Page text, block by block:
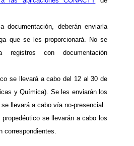
documentación, deberán enviarla
que se les proporcionará. No se
registros con documentación
se llevará a cabo del 12 al 30 de
y Química). Se les enviarán los
llevará a cabo vía no-presencial.
se llevarán a cabo los
correspondientes.